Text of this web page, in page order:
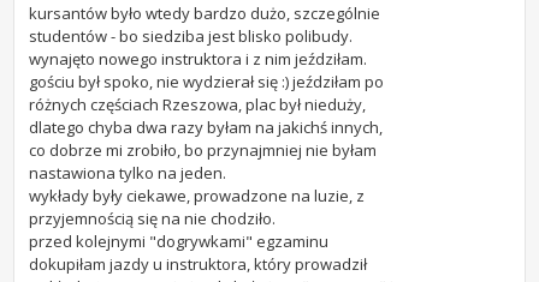
kursantów było wtedy bardzo dużo, szczególnie
studentów - bo siedziba jest blisko polibudy.
wynajęto nowego instruktora i z nim jeździłam.
gościu był spoko, nie wydzierał się :) jeździłam po
różnych częściach Rzeszowa, plac był nieduży,
dlatego chyba dwa razy byłam na jakichś innych,
co dobrze mi zrobiło, bo przynajmniej nie byłam
nastawiona tylko na jeden.
wykłady były ciekawe, prowadzone na luzie, z
przyjemnością się na nie chodziło.
przed kolejnymi "dogrywkami" egzaminu
dokupiłam jazdy u instruktora, który prowadził